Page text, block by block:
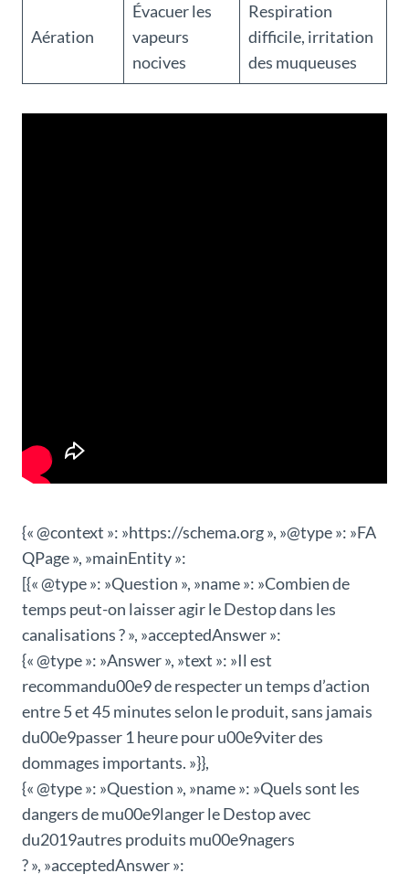
Aération
Évacuer les
vapeurs
nocives
Respiration
difficile, irritation
des muqueuses
{« @context »: »https://schema.org », »@type »: »FA
QPage », »mainEntity »:
[{« @type »: »Question », »name »: »Combien de
temps peut-on laisser agir le Destop dans les
canalisations ? », »acceptedAnswer »:
{« @type »: »Answer », »text »: »Il est
recommandu00e9 de respecter un temps d’action
entre 5 et 45 minutes selon le produit, sans jamais
du00e9passer 1 heure pour u00e9viter des
dommages importants. »}},
{« @type »: »Question », »name »: »Quels sont les
dangers de mu00e9langer le Destop avec
du2019autres produits mu00e9nagers
? », »acceptedAnswer »: